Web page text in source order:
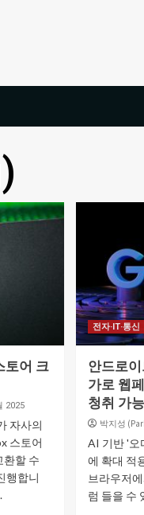
토어 크
2025
자사의
스토어
환할 수
행합니
전자·IT·통신
안드로
가로 웹
청취 가능
박지성
AI 기반 '오
에 확대 적
브라우저
럼 들을 수